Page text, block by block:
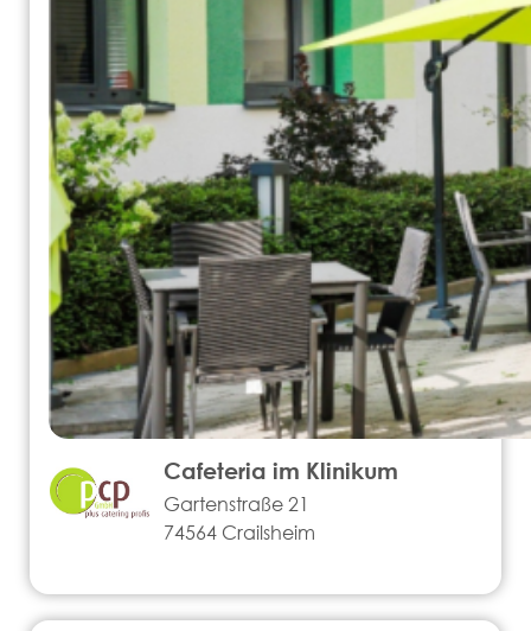
Cafeteria im Klinikum
Gartenstraße 21
74564 Crailsheim